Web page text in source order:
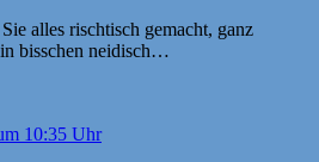
alles rischtisch gemacht, ganz
bisschen neidisch…
10:35 Uhr